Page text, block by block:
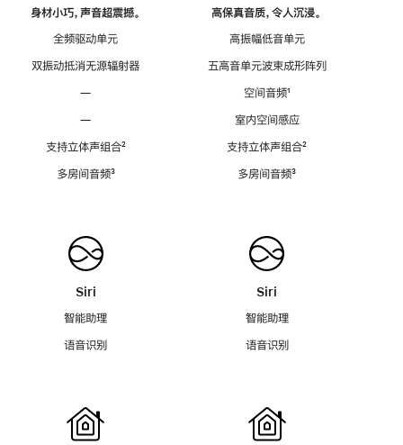
身材小巧，声音超震撼。
全频驱动单元
双振动抵消无源辐射器
—
—
支持立体声组合脚
²
多房间音频脚
³
Siri
智能助理
语音识别
高保真音质，令人沉浸。
高振幅低音单元
五高音单元波束成形阵列
空间音频脚
¹
室内空间感应
支持立体声组合脚
²
多房间音频脚
³
Siri
智能助理
语音识别